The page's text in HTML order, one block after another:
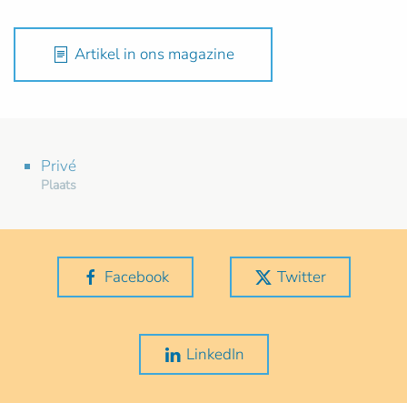
Artikel in ons magazine
Privé
Plaats
Facebook Twitter
LinkedIn